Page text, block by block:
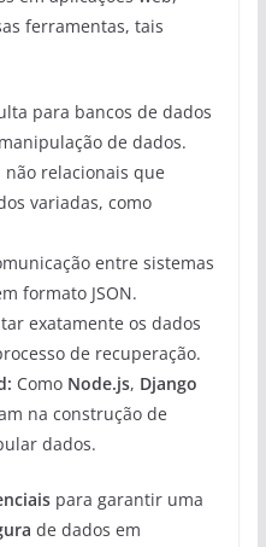
ferramentas, tais
para bancos de dados
de dados.
não relacionais que
variadas, como
entre sistemas
formato JSON.
exatamente os dados
de recuperação.
: Como Node.js, Django
na construção de
dados.
para garantir uma
de dados em